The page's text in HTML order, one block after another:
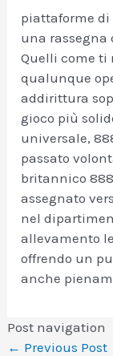
piattaforme
una
Quelli come ti
qualunque
addirittura
gioco più
universale,
passato
britannico
assegnato
nel
allevamento
offrendo un
anche
Post navigation
← Previous Post